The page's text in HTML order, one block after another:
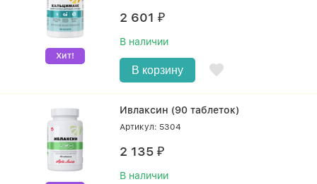
Хит!
2 601₽
В наличии
В корзину
Ивлаксин (90 таблеток)
Артикул: 5304
2 135₽
В наличии